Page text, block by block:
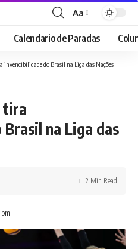
Font
Resizer
Aa
Calendario de Paradas
invencibilidade do Brasil na Liga das Nações
tira
na Liga das
2 Min Read